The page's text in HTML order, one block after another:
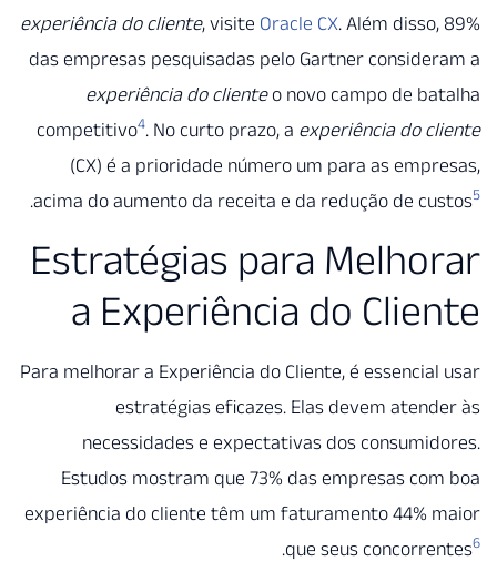
experiência do cliente, visiteOracle CX. Além
das empresas pesquisadas pelo Gartner
experiência do cliente o novo campo de
competitivo4. No curto prazo, aexperiência do
(CX) é a prioridade número um para as
acima do aumento da receita e da redução de
.
Estratégias para
a Experiência do
Para melhorar a Experiência do Cliente, é
estratégias eficazes. Elas devem
necessidades e expectativas dos
Estudos mostram que 73% das empresas
experiência do cliente têm um faturamento 44%
que seus